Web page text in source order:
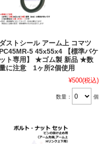
ダストシール アーム上 コマツ
PC45MR-5 45x55x4 【標準バケ
ット専用】 ★ゴム製 新品 ★数
に注意 1ヶ所2個使用
¥500(税込)
数量： 個